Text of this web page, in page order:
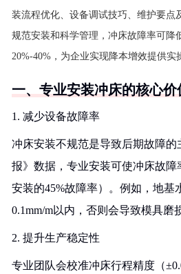
装流程优化、设备调试技巧、维护要点
规范安装和科学管理，冲床故障率可降
20%-40%，为企业实现降本增效提供实
一、专业安装冲床的核心价
1. 减少设备故障率
冲床安装不规范是导致后期故障的
报》数据，专业安装可使冲床故障
安装的45%故障率）。例如，地基
0.1mm/m以内，否则会导致模具磨
2. 提升生产稳定性
专业团队会校准冲床行程精度（